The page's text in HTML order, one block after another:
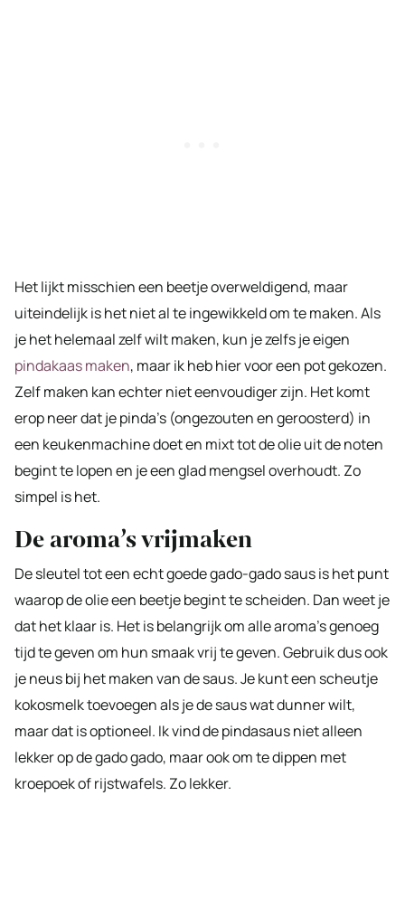
Het lijkt misschien een beetje overweldigend, maar
uiteindelijk is het niet al te ingewikkeld om te maken. Als
je het helemaal zelf wilt maken, kun je zelfs je eigen
pindakaas maken, maar ik heb hier voor een pot gekozen.
Zelf maken kan echter niet eenvoudiger zijn. Het komt
erop neer dat je pinda’s (ongezouten en geroosterd) in
een keukenmachine doet en mixt tot de olie uit de noten
begint te lopen en je een glad mengsel overhoudt. Zo
simpel is het.
De aroma’s vrijmaken
De sleutel tot een echt goede gado-gado saus is het punt
waarop de olie een beetje begint te scheiden. Dan weet je
dat het klaar is. Het is belangrijk om alle aroma’s genoeg
tijd te geven om hun smaak vrij te geven. Gebruik dus ook
je neus bij het maken van de saus. Je kunt een scheutje
kokosmelk toevoegen als je de saus wat dunner wilt,
maar dat is optioneel. Ik vind de pindasaus niet alleen
lekker op de gado gado, maar ook om te dippen met
kroepoek of rijstwafels. Zo lekker.